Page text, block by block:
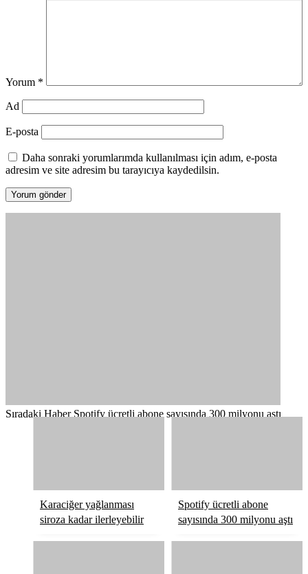
Yorum *
Ad
E-posta
Daha sonraki yorumlarımda kullanılması için adım, e-posta
adresim ve site adresim bu tarayıcıya kaydedilsin.
Sıradaki Haber Spotify ücretli abone sayısında 300 milyonu aştı
Karaciğer yağlanması
siroza kadar ilerleyebilir
Spotify ücretli abone
sayısında 300 milyonu aştı